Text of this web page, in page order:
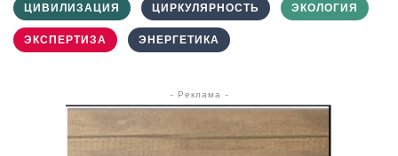
ЦИВИЛИЗАЦИЯ ЦИРКУЛЯРНОСТЬ ЭКОЛОГИЯ
ЭКСПЕРТИЗА ЭНЕРГЕТИКА
- Реклама -